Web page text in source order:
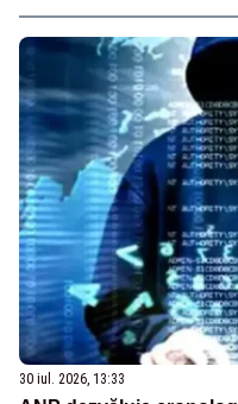
30 iul. 2026, 13:33